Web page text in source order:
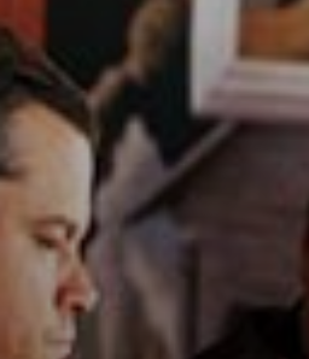
A história
verdadeira
inspirou
The Art